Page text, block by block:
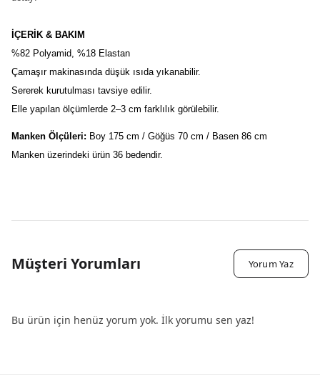
İÇERİK & BAKIM
%82 Polyamid, %18 Elastan
Çamaşır makinasında düşük ısıda yıkanabilir.
Sererek kurutulması tavsiye edilir.
Elle yapılan ölçümlerde 2–3 cm farklılık görülebilir.
Manken Ölçüleri: Boy 175 cm / Göğüs 70 cm / Basen 86 cm
Manken üzerindeki ürün 36 bedendir.
Müşteri Yorumları Yorum Yaz
Bu ürün için henüz yorum yok. İlk yorumu sen yaz!